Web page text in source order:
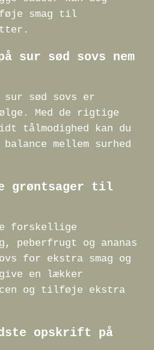
smag til
sur sød sovs nem
sød sovs er
Med de rigtige
tålmodighed kan du
mellem surhed
grøntsager til
forskellige
peberfrugt og ananas
for ekstra smag og
en lækker
og tilføje ekstra
opskrift på